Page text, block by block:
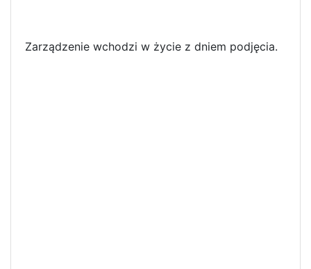
Zarządzenie wchodzi w życie z dniem podjęcia.